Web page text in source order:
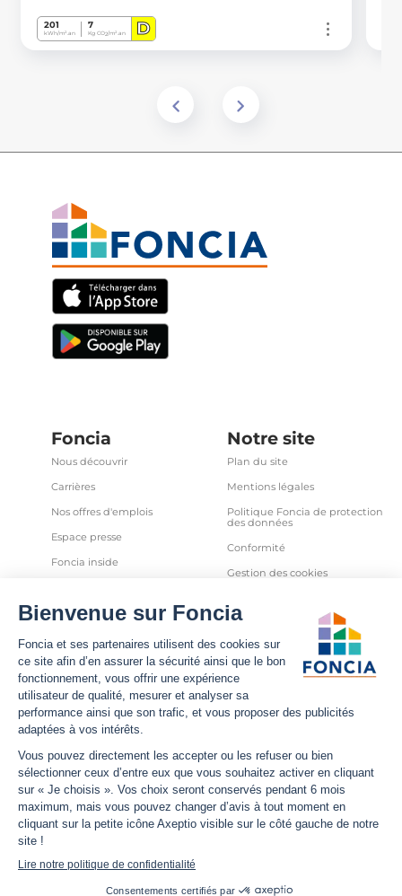
201
kWh/m².an
7
Kg CO2/m².an D
Foncia
Nous découvrir
Carrières
Nos offres d'emplois
Espace presse
Foncia inside
Partenaires
Notre site
Plan du site
Mentions légales
Politique Foncia de protection
des données
Conformité
Gestion des cookies
et autres traceurs
Sécurité informatique
Déclaration d'accessibilité
Infos utiles
Nous contacter
Estimation bien immobilier
Estimation loyer
Actualités
Nous suivre
Facebook
LinkedIn
YouTube
Instagram